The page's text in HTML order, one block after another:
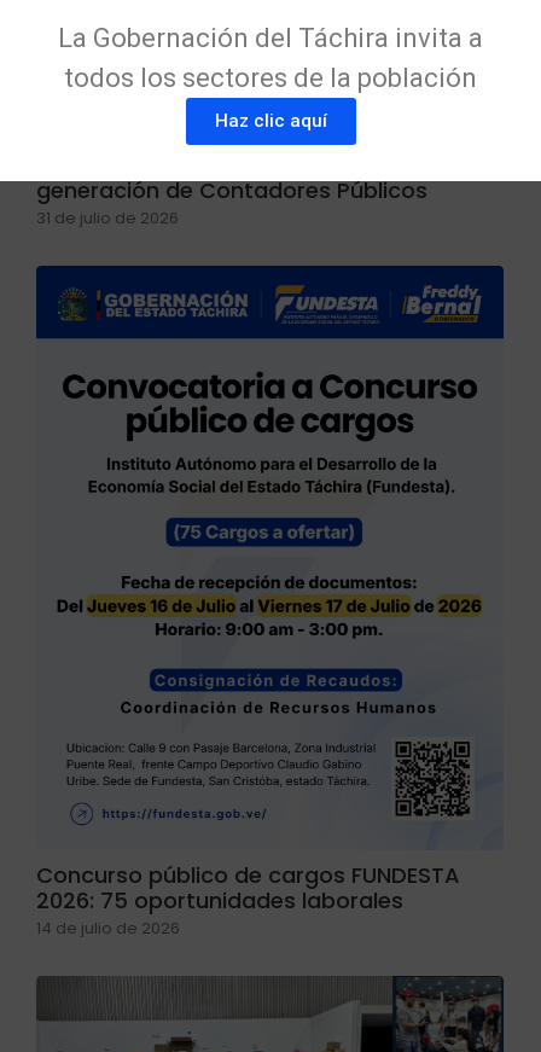
FUNDESTA Y ULA Táchira fortalecen el
generación de Contadores Públicos
31 de julio de 2026
Concurso público de cargos FUNDESTA
2026: 75 oportunidades laborales
14 de julio de 2026
La Gobernación del Táchira invita a
todos los sectores de la población
Haz clic aquí